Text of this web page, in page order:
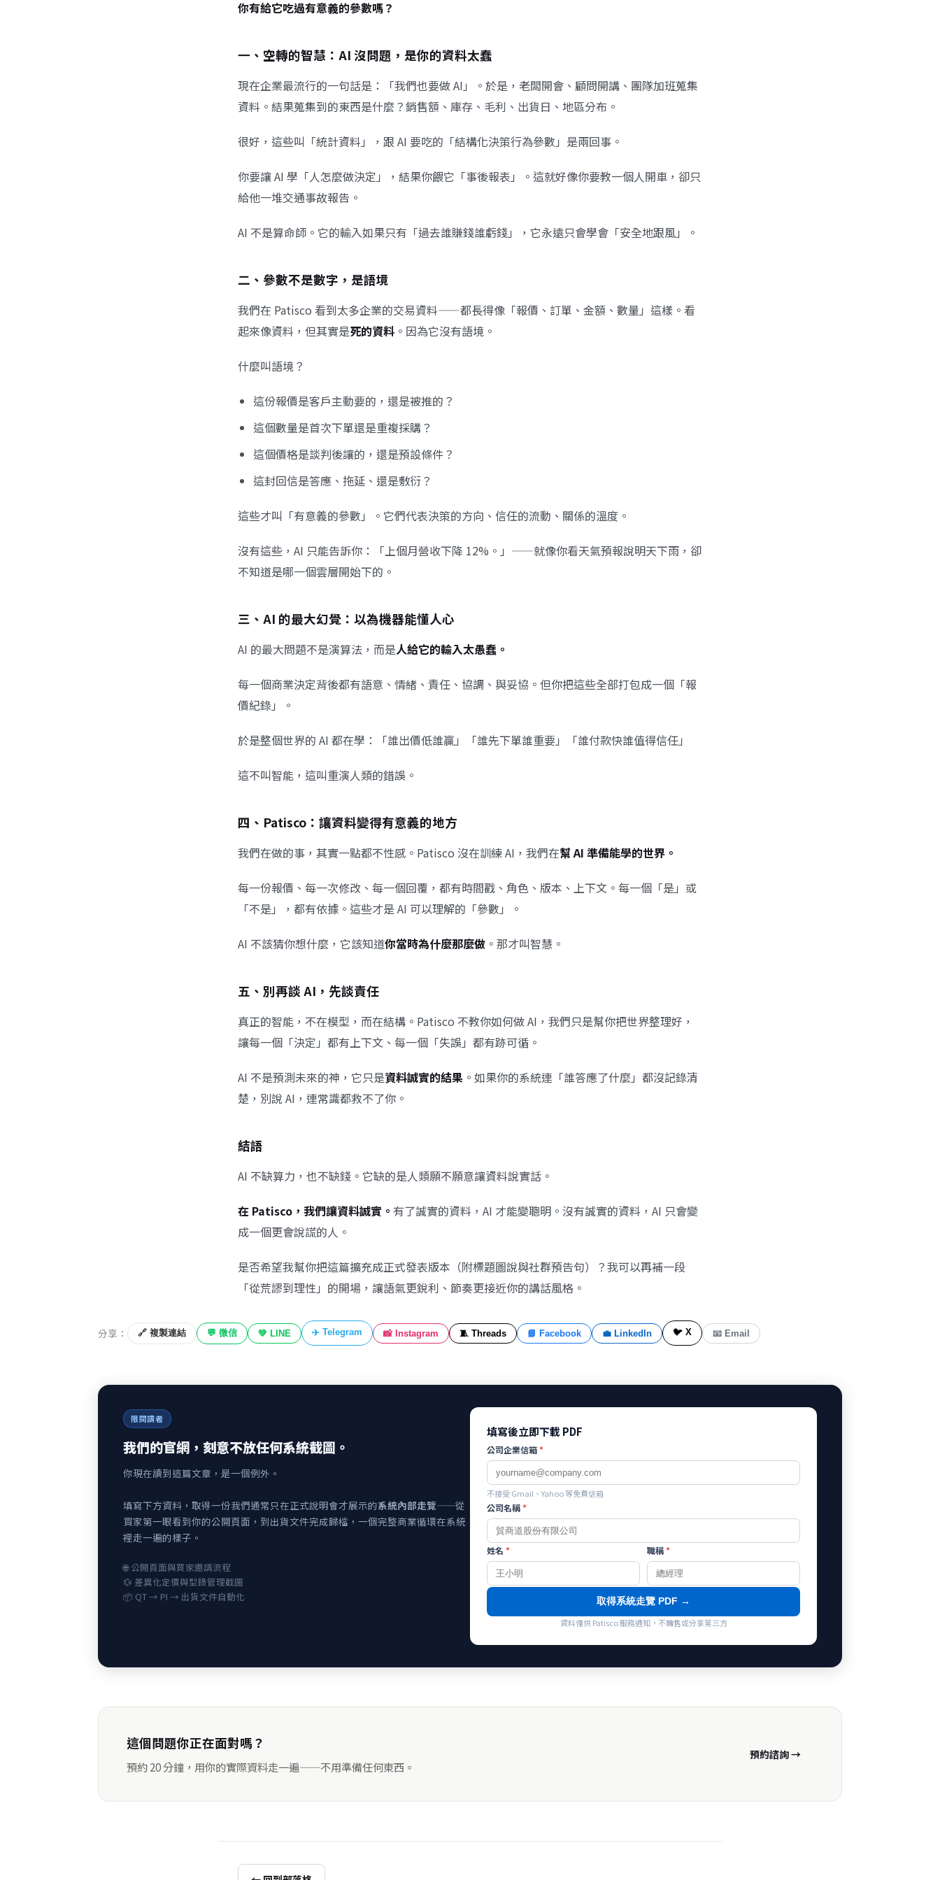
你有給它吃過有意義的參數嗎？
一、空轉的智慧：AI 沒問題，是你的資料太蠢
現在企業最流行的一句話是：「我們也要做 AI」。於是，老闆開會、顧問開講、團隊加班蒐集
資料。結果蒐集到的東西是什麼？銷售額、庫存、毛利、出貨日、地區分布。
很好，這些叫「統計資料」，跟 AI 要吃的「結構化決策行為參數」是兩回事。
你要讓 AI 學「人怎麼做決定」，結果你餵它「事後報表」。這就好像你要教一個人開車，卻只
給他一堆交通事故報告。
AI 不是算命師。它的輸入如果只有「過去誰賺錢誰虧錢」，它永遠只會學會「安全地跟風」。
二、參數不是數字，是語境
我們在 Patisco 看到太多企業的交易資料——都長得像「報價、訂單、金額、數量」這樣。看
起來像資料，但其實是死的資料 。因為它沒有語境。
什麼叫語境？
這份報價是客戶主動要的，還是被推的？
這個數量是首次下單還是重複採購？
這個價格是談判後讓的，還是預設條件？
這封回信是答應、拖延、還是敷衍？
這些才叫「有意義的參數」。它們代表決策的方向、信任的流動、關係的溫度。
沒有這些，AI 只能告訴你：「上個月營收下降 12%。」——就像你看天氣預報說明天下雨，卻
不知道是哪一個雲層開始下的。
三、AI 的最大幻覺：以為機器能懂人心
AI 的最大問題不是演算法，而是人給它的輸入太愚蠢。
每一個商業決定背後都有語意、情緒、責任、協調、與妥協。但你把這些全部打包成一個「報
價紀錄」。
於是整個世界的 AI 都在學：「誰出價低誰贏」「誰先下單誰重要」「誰付款快誰值得信任」
這不叫智能，這叫重演人類的錯誤。
四、Patisco：讓資料變得有意義的地方
我們在做的事，其實一點都不性感。Patisco 沒在訓練 AI，我們在幫 AI 準備能學的世界。
每一份報價、每一次修改、每一個回覆，都有時間戳、角色、版本、上下文。每一個「是」或
「不是」，都有依據。這些才是 AI 可以理解的「參數」。
AI 不該猜你想什麼，它該知道你當時為什麼那麼做 。那才叫智慧。
五、別再談 AI，先談責任
真正的智能，不在模型，而在結構。Patisco 不教你如何做 AI，我們只是幫你把世界整理好，
讓每一個「決定」都有上下文、每一個「失誤」都有跡可循。
AI 不是預測未來的神，它只是資料誠實的結果 。如果你的系統連「誰答應了什麼」都沒記錄清
楚，別說 AI，連常識都救不了你。
結語
AI 不缺算力，也不缺錢。它缺的是人類願不願意讓資料說實話。
在 Patisco，我們讓資料誠實。 有了誠實的資料，AI 才能變聰明。沒有誠實的資料，AI 只會變
成一個更會說謊的人。
是否希望我幫你把這篇擴充成正式發表版本（附標題圖說與社群預告句）？我可以再補一段
「從荒謬到理性」的開場，讓語氣更銳利、節奏更接近你的講話風格。
分享： 🔗 複製連結 💬 微信 💚 LINE ✈️ Telegram 📸 Instagram 🧵 Threads 📘 Facebook 💼 LinkedIn 🐦 X 📧 Email
限閱讀者
我們的官網，刻意不放任何系統截圖。
你現在讀到這篇文章，是一個例外。
填寫下方資料，取得一份我們通常只在正式說明會才展示的系統內部走覽——從
買家第一眼看到你的公開頁面，到出貨文件完成歸檔，一個完整商業循環在系統
裡走一遍的樣子。
🌐 公開頁面與買家邀請流程
💱 差異化定價與型錄管理截圖
📦 QT → PI → 出貨文件自動化
填寫後立即下載 PDF
公司企業信箱*
不接受 Gmail、Yahoo 等免費信箱
公司名稱*
姓名 * 職稱*
取得系統走覽 PDF →
資料僅供 Patisco 服務通知，不轉售或分享第三方
這個問題你正在面對嗎？
預約 20 分鐘，用你的實際資料走一遍——不用準備任何東西。
預約諮詢 →